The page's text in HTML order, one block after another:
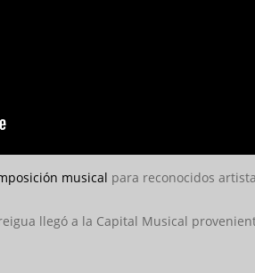
musical para reconocidos
llegó a la Capital Musical